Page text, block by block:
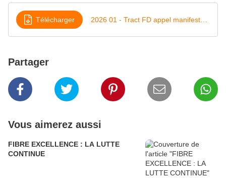
Télécharger
Partager
Vous aimerez aussi
FIBRE EXCELLENCE : LA LUTTE
CONTINUE